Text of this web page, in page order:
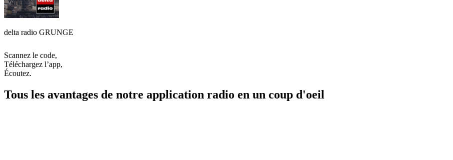
delta radio GRUNGE
Scannez le code,
Téléchargez l’app,
Écoutez.
Tous les avantages de notre application radio en un coup d'oeil